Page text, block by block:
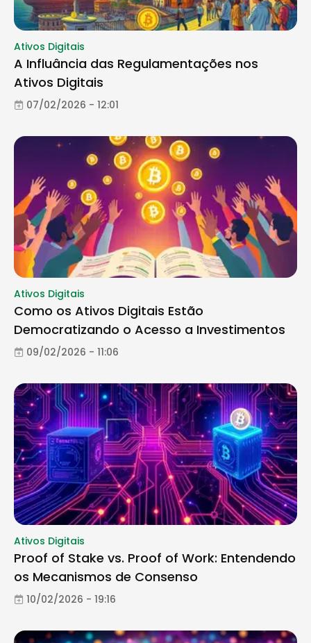
Ativos Digitais
A Influância das Regulamentações nos
Ativos Digitais
07/02/2026 - 12:01
Ativos Digitais
Como os Ativos Digitais Estão
Democratizando o Acesso a Investimentos
09/02/2026 - 11:06
Ativos Digitais
Proof of Stake vs. Proof of Work: Entendendo
os Mecanismos de Consenso
10/02/2026 - 19:16